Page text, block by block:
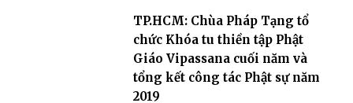
TP.HCM: Chùa Pháp Tạng tổ
chức Khóa tu thiền tập Phật
Giáo Vipassana cuối năm và
tổng kết công tác Phật sự năm
2019